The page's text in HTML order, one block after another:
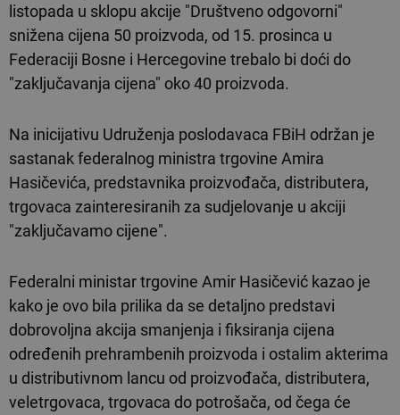
listopada u sklopu akcije "Društveno odgovorni"
snižena cijena 50 proizvoda, od 15. prosinca u
Federaciji Bosne i Hercegovine trebalo bi doći do
"zaključavanja cijena" oko 40 proizvoda.
Na inicijativu Udruženja poslodavaca FBiH održan je
sastanak federalnog ministra trgovine Amira
Hasičevića, predstavnika proizvođača, distributera,
trgovaca zainteresiranih za sudjelovanje u akciji
"zaključavamo cijene".
Federalni ministar trgovine Amir Hasičević kazao je
kako je ovo bila prilika da se detaljno predstavi
dobrovoljna akcija smanjenja i fiksiranja cijena
određenih prehrambenih proizvoda i ostalim akterima
u distributivnom lancu od proizvođača, distributera,
veletrgovaca, trgovaca do potrošača, od čega će